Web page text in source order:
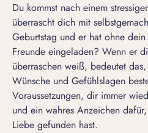
Du kommst nach einem
überrascht dich mit
Geburtstag und er hat ohne
Freunde eingeladen? Wenn er
überraschen weiß, bedeutet
Wünsche und Gefühlslagen
Voraussetzungen, dir immer
und ein wahres Anzeichen
Liebe gefunden hast.